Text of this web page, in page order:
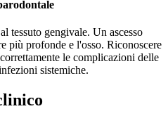
tessuto gengivale. Un ascesso
più profonde e l'osso. Riconoscere
le complicazioni delle
sistemiche.